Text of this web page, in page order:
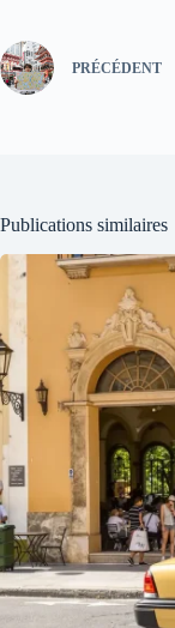
PRÉCÉDENT
Publications similaires